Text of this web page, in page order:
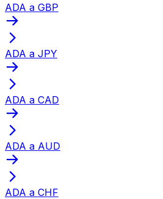
ADA a GBP
ADA a JPY
ADA a CAD
ADA a AUD
ADA a CHF